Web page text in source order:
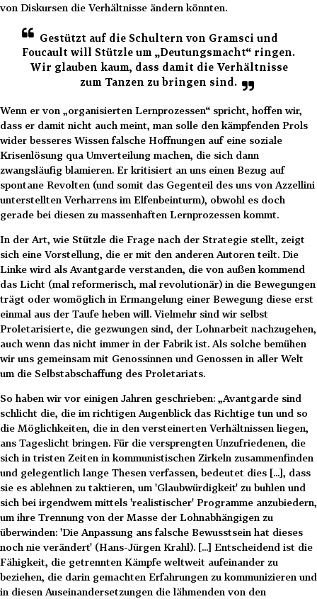
von Diskursen die Verhältnisse ändern könnten.
Gestützt auf die Schultern von Gramsci und
Foucault will Stützle um „Deutungsmacht“ ringen.
Wir glauben kaum, dass damit die Verhältnisse
zum Tanzen zu bringen sind.
Wenn er von „organisierten Lernprozessen“ spricht, hoffen wir,
dass er damit nicht auch meint, man solle den kämpfenden Prols
wider besseres Wissen falsche Hoffnungen auf eine soziale
Krisenlösung qua Umverteilung machen, die sich dann
zwangsläufig blamieren. Er kritisiert an uns einen Bezug auf
spontane Revolten (und somit das Gegenteil des uns von Azzellini
unterstellten Verharrens im Elfenbeinturm), obwohl es doch
gerade bei diesen zu massenhaften Lernprozessen kommt.
In der Art, wie Stützle die Frage nach der Strategie stellt, zeigt
sich eine Vorstellung, die er mit den anderen Autoren teilt. Die
Linke wird als Avantgarde verstanden, die von außen kommend
das Licht (mal reformerisch, mal revolutionär) in die Bewegungen
trägt oder womöglich in Ermangelung einer Bewegung diese erst
einmal aus der Taufe heben will. Vielmehr sind wir selbst
Proletarisierte, die gezwungen sind, der Lohnarbeit nachzugehen,
auch wenn das nicht immer in der Fabrik ist. Als solche bemühen
wir uns gemeinsam mit Genossinnen und Genossen in aller Welt
um die Selbstabschaffung des Proletariats.
So haben wir vor einigen Jahren geschrieben: „Avantgarde sind
schlicht die, die im richtigen Augenblick das Richtige tun und so
die Möglichkeiten, die in den versteinerten Verhältnissen liegen,
ans Tageslicht bringen. Für die versprengten Unzufriedenen, die
sich in tristen Zeiten in kommunistischen Zirkeln zusammenfinden
und gelegentlich lange Thesen verfassen, bedeutet dies [...], dass
sie es ablehnen zu taktieren, um 'Glaubwürdigkeit' zu buhlen und
sich bei irgendwem mittels 'realistischer' Programme anzubiedern,
um ihre Trennung von der Masse der Lohnabhängigen zu
überwinden: 'Die Anpassung ans falsche Bewusstsein hat dieses
noch nie verändert' (Hans-Jürgen Krahl). [...] Entscheidend ist die
Fähigkeit, die getrennten Kämpfe weltweit aufeinander zu
beziehen, die darin gemachten Erfahrungen zu kommunizieren und
in diesen Auseinandersetzungen die lähmenden von den